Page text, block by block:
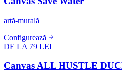
artă-murală
Configurează
DE LA 79 LEI
Canvas ALL HUSTLE